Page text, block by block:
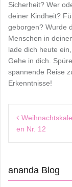
Sicherheit? Wer
deiner Kindheit?
geborgen? Wurde
Menschen in
lade dich heute
Gehe in dich.
spannende Reise
Erkenntnisse!
en Nr. 12
ananda Blog